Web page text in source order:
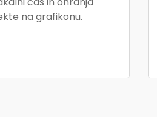
na grafikonu.